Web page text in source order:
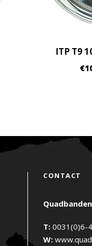
ITP T9
€
CONTACT
T: 0031(0)6-
W: